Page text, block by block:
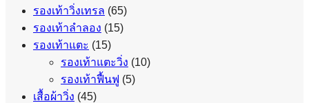
รองเท้าวิ่งเทรล (65)
รองเท้าลำลอง (15)
รองเท้าแตะ (15)
รองเท้าแตะวิ่ง (10)
รองเท้าฟื้นฟู (5)
เสื้อผ้าวิ่ง (45)